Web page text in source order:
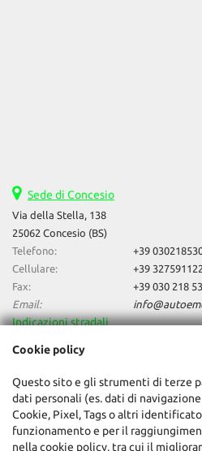
Sede di Concesio
Via della Stella, 138
25062 Concesio (BS)
Telefono:
+39
Cellulare:
+39
Fax:
+39 030 218
Email:
Indicazioni stradali
Dati fiscali:
Auto & Motori Di Daniele Bagozzi
Via della Stella, 138, Concesio (BS)
C.F/P.IVA:03856060987
Cookie policy
Questo sito e gli strumenti di terze
dati personali (es. dati di
Cookie, Pixel, Tags o altri
funzionamento e per il
nella cookie policy, tra cui il